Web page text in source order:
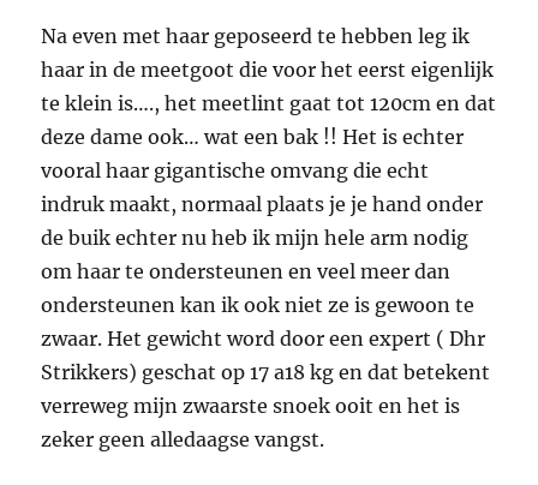
Na even met haar geposeerd te hebben leg ik
haar in de meetgoot die voor het eerst eigenlijk
te klein is…., het meetlint gaat tot 120cm en dat
deze dame ook… wat een bak !! Het is echter
vooral haar gigantische omvang die echt
indruk maakt, normaal plaats je je hand onder
de buik echter nu heb ik mijn hele arm nodig
om haar te ondersteunen en veel meer dan
ondersteunen kan ik ook niet ze is gewoon te
zwaar. Het gewicht word door een expert ( Dhr
Strikkers) geschat op 17 a18 kg en dat betekent
verreweg mijn zwaarste snoek ooit en het is
zeker geen alledaagse vangst.